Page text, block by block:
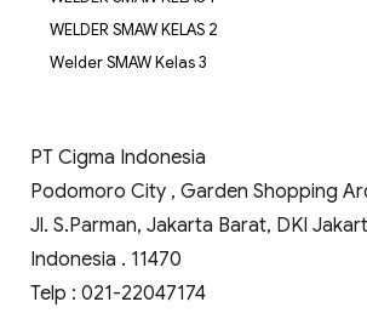
WELDER SMAW KELAS 2
Welder SMAW Kelas 3
PT Cigma Indonesia
Podomoro City , Garden Shopping
Jl. S.Parman, Jakarta Barat, DKI
Indonesia . 11470
Telp : 021-22047174